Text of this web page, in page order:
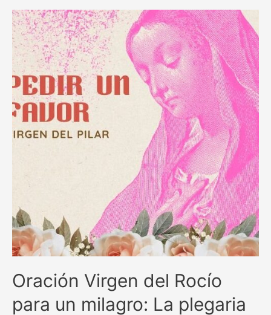
y
bonitas,
consuelo
en
momentos
difíciles
Oración Virgen del Rocío
para un milagro: La plegaria